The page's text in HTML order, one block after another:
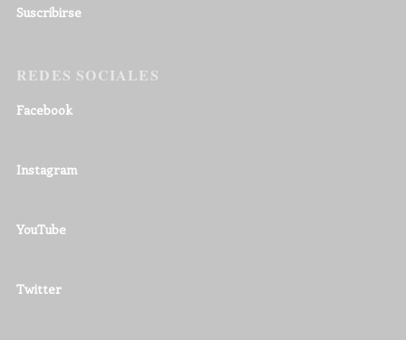
Suscribirse
REDES SOCIALES
Facebook
Instagram
YouTube
Twitter